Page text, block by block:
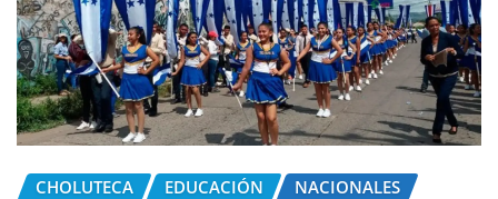
CHOLUTECA EDUCACIÓN NACIONALES